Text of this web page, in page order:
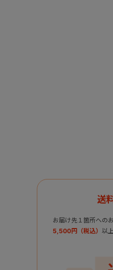
送
お届け先１箇所への
5,500円（税込） 以